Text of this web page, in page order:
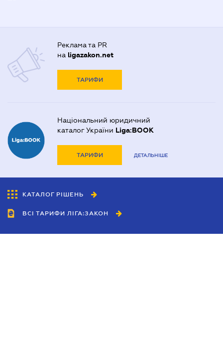
Реклама та PR
на ligazakon.net
ТАРИФИ
Національний юридичний
каталог України Liga:BOOK
ТАРИФИ ДЕТАЛЬНІШЕ
КАТАЛОГ РІШЕНЬ
ВСІ ТАРИФИ ЛІГА:ЗАКОН